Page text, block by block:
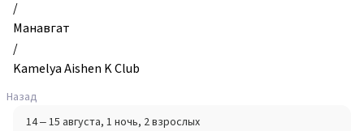
Манавгат,
Турция
/
Манавгат
/
Kamelya Aishen K Club
Назад
14 – 15 августа, 1 ночь, 2 взрослых